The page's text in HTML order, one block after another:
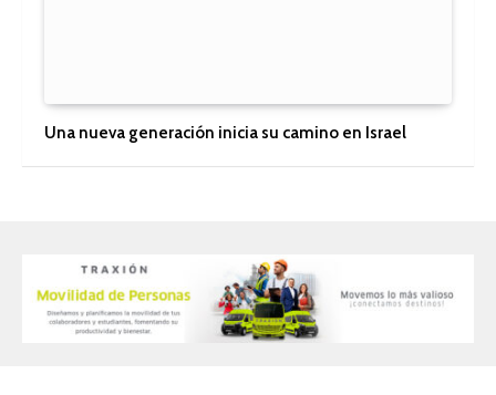
Una nueva generación inicia su camino en Israel